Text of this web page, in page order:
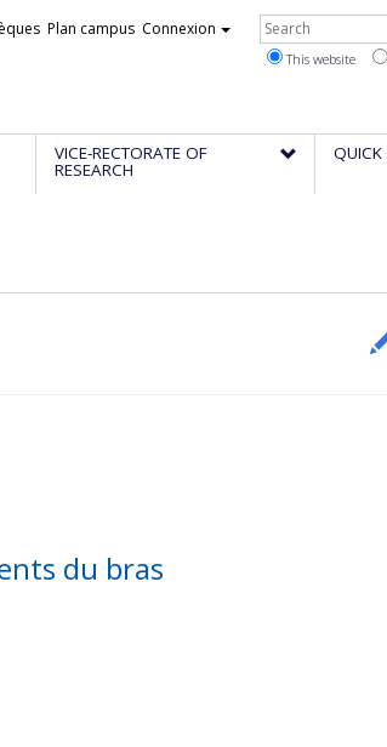
Plan campus Connexion
This website
VICE-RECTORATE OF
RESEARCH
QUICK
du bras